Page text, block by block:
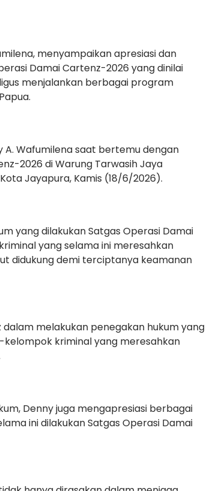
menyampaikan apresiasi dan
Damai Cartenz-2026 yang dinilai
menjalankan berbagai program
Wafumilena saat bertemu dengan
2026 di Warung Tarwasih Jaya
Jayapura, Kamis (18/6/2026).
yang dilakukan Satgas Operasi Damai
yang selama ini meresahkan
didukung demi terciptanya keamanan
dalam melakukan penegakan hukum yang
kriminal yang meresahkan
Denny juga mengapresiasi berbagai
ini dilakukan Satgas Operasi Damai